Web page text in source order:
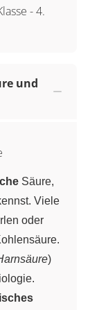
-4.
und
Säure,
Viele
oder
)